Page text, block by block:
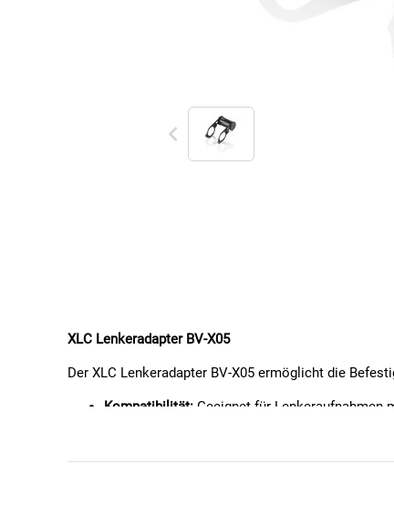
XLC Lenkeradapter BV-X05
Der XLC Lenkeradapter BV-X05 ermöglicht die
Kompatibilität:Geeignet für Lenkeraufnahmen
Einfache Installation:Keine komplexen